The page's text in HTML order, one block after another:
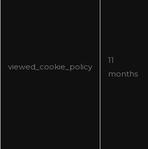
viewed_cookie_policy
11
months